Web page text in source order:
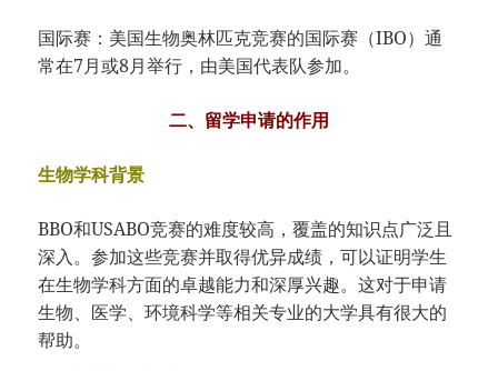
国际赛：美国生物奥林匹克竞赛的国际赛（IBO）通
常在7月或8月举行，由美国代表队参加。
二、留学申请的作用
生物学科背景
BBO和USABO竞赛的难度较高，覆盖的知识点广泛且
深入。参加这些竞赛并取得优异成绩，可以证明学生
在生物学科方面的卓越能力和深厚兴趣。这对于申请
生物、医学、环境科学等相关专业的大学具有很大的
帮助。